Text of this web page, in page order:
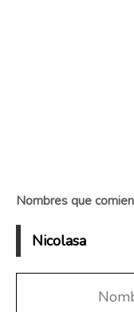
Nombres que
Nicolasa